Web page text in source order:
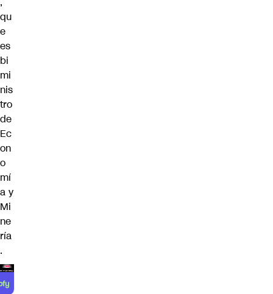
qu
e
es
bi
mi
nis
tro
de
Ec
on
o
mí
a y
Mi
ne
ría
.